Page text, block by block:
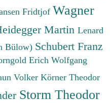
Fridtjof Wagner
Martin Lenard
Bülow) Schubert Franz
Erich Wolfgang
Volker Körner Theodor
Storm Theodor